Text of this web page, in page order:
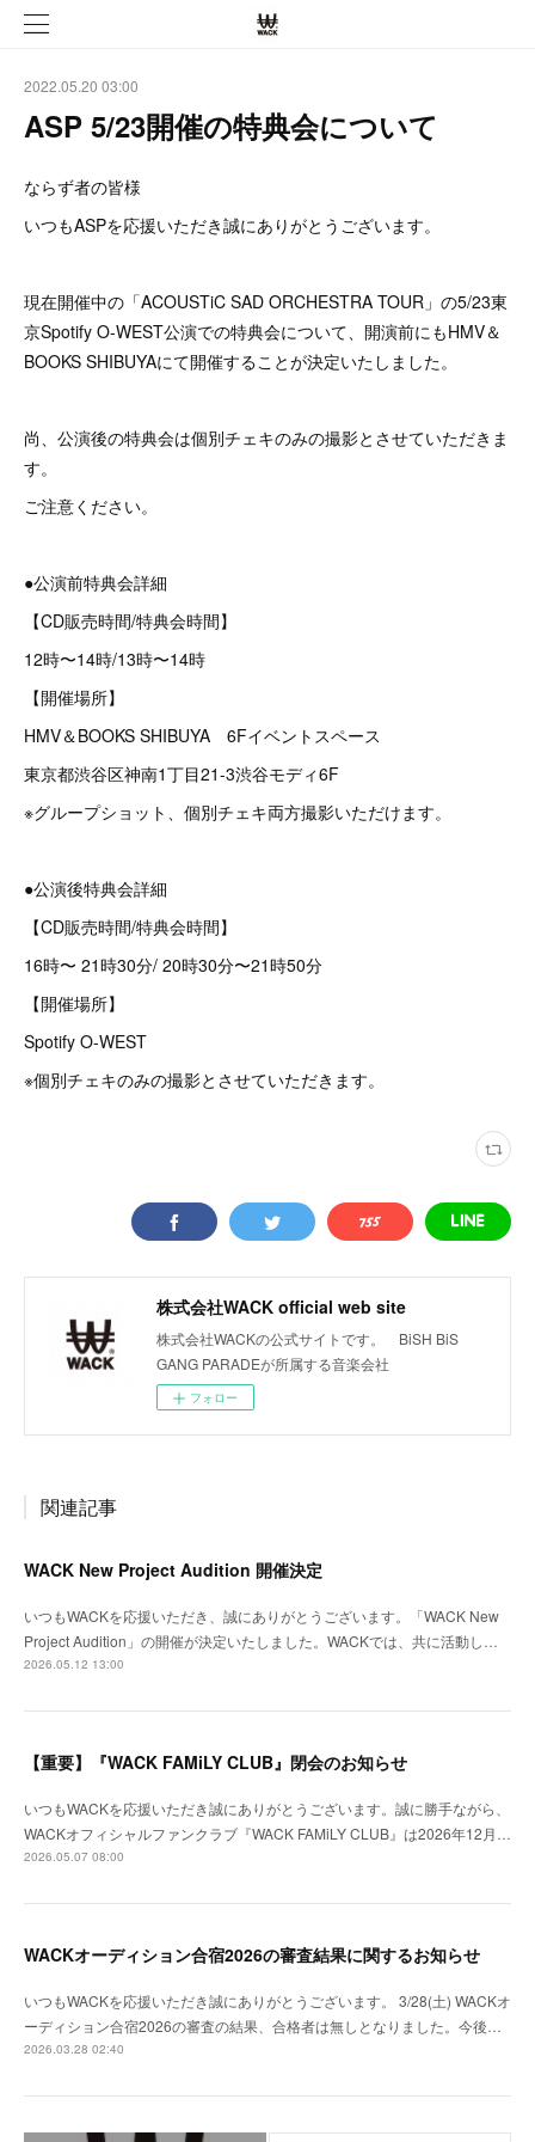
2022.05.20 03:00
ASP 5/23開催の特典会について
ならず者の皆様
いつもASPを応援いただき誠にありがとうございます。
現在開催中の「ACOUSTiC SAD ORCHESTRA TOUR」の5/23東
京Spotify O-WEST公演での特典会について、開演前にもHMV＆
BOOKS SHIBUYAにて開催することが決定いたしました。
尚、公演後の特典会は個別チェキのみの撮影とさせていただきま
す。
ご注意ください。
●公演前特典会詳細
【CD販売時間/特典会時間】
12時〜14時/13時〜14時
【開催場所】
HMV＆BOOKS SHIBUYA 6Fイベントスペース
東京都渋谷区神南1丁目21-3渋谷モディ6F
※グループショット、個別チェキ両方撮影いただけます。
●公演後特典会詳細
【CD販売時間/特典会時間】
16時〜 21時30分/ 20時30分〜21時50分
【開催場所】
Spotify O-WEST
※個別チェキのみの撮影とさせていただきます。
株式会社WACK official web site
株式会社WACKの公式サイトです。 BiSH BiS
GANG PARADEが所属する音楽会社
フォロー
関連記事
WACK New Project Audition 開催決定
いつもWACKを応援いただき、誠にありがとうございます。「WACK New
Project Audition」の開催が決定いたしました。WACKでは、共に活動し…
2026.05.12 13:00
【重要】『WACK FAMiLY CLUB』閉会のお知らせ
いつもWACKを応援いただき誠にありがとうございます。誠に勝手ながら、
WACKオフィシャルファンクラブ『WACK FAMiLY CLUB』は2026年12月…
2026.05.07 08:00
WACKオーディション合宿2026の審査結果に関するお知らせ
いつもWACKを応援いただき誠にありがとうございます。 3/28(土) WACKオ
ーディション合宿2026の審査の結果、合格者は無しとなりました。今後…
2026.03.28 02:40